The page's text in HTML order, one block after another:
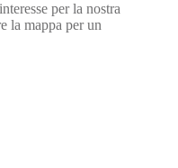
per la nostra
la mappa per un